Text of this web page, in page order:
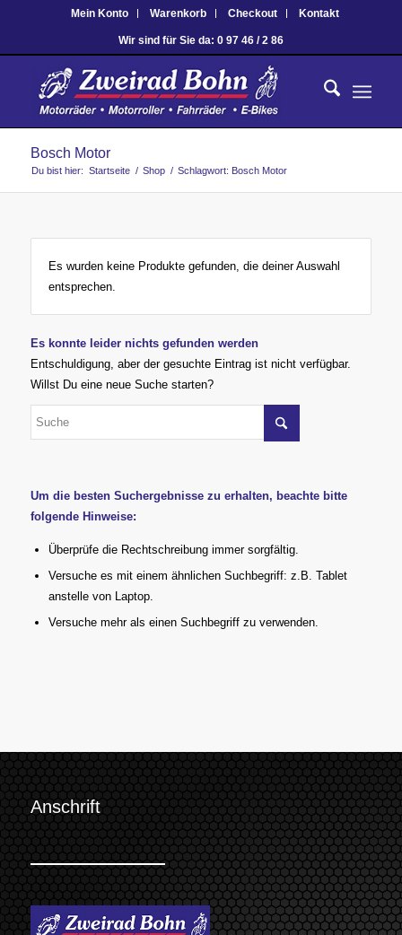
Mein Konto Warenkorb Checkout Kontakt
Wir sind für Sie da: 0 97 46 / 2 86
Bosch Motor
Du bist hier: Startseite / Shop / Schlagwort: Bosch Motor
Es wurden keine Produkte gefunden, die deiner Auswahl
entsprechen.
Es konnte leider nichts gefunden werden
Entschuldigung, aber der gesuchte Eintrag ist nicht verfügbar.
Willst Du eine neue Suche starten?
Um die besten Suchergebnisse zu erhalten, beachte bitte
folgende Hinweise:
Überprüfe die Rechtschreibung immer sorgfältig.
Versuche es mit einem ähnlichen Suchbegriff: z.B. Tablet
anstelle von Laptop.
Versuche mehr als einen Suchbegriff zu verwenden.
Anschrift